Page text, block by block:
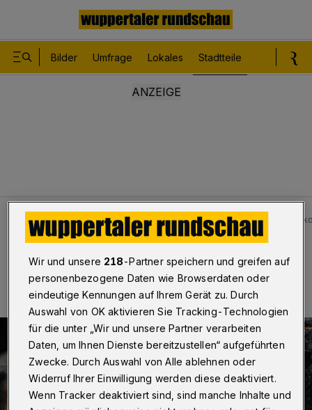
Bilder Umfrage Lokales Stadtteile
Stadtteile Barmen-Innenstadt Viel Rauch und
Bilderstrecke
Viel Rauch und Verkohltes in Barmen
Wir und unsere 218-Partner speichern und greifen auf
personenbezogene Daten wie Browserdaten oder
eindeutige Kennungen auf Ihrem Gerät zu. Durch
Auswahl von OK aktivieren Sie Tracking-Technologien
für die unter „Wir und unsere Partner verarbeiten
Daten, um Ihnen Dienste bereitzustellen“ aufgeführten
Zwecke. Durch Auswahl von Alle ablehnen oder
Widerruf Ihrer Einwilligung werden diese deaktiviert.
Wenn Tracker deaktiviert sind, sind manche Inhalte und